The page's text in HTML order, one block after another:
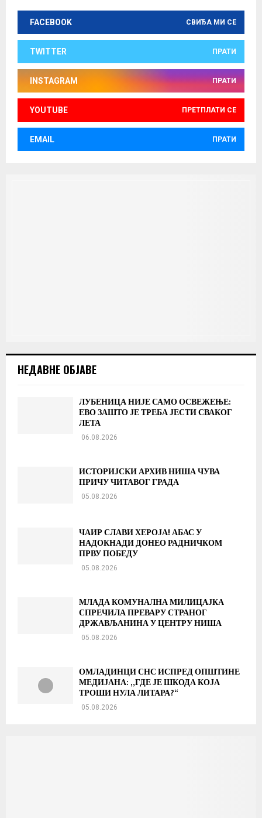
FACEBOOK СВИЂА МИ СЕ
TWITTER ПРАТИ
INSTAGRAM ПРАТИ
YOUTUBE ПРЕТПЛАТИ СЕ
EMAIL ПРАТИ
НЕДАВНЕ ОБЈАВЕ
ЛУБЕНИЦА НИЈЕ САМО ОСВЕЖЕЊЕ:
ЕВО ЗАШТО ЈЕ ТРЕБА ЈЕСТИ СВАКОГ
ЛЕТА
06.08.2026
ИСТОРИЈСКИ АРХИВ НИША ЧУВА
ПРИЧУ ЧИТАВОГ ГРАДА
05.08.2026
ЧАИР СЛАВИ ХЕРОЈА! АБАС У
НАДОКНАДИ ДОНЕО РАДНИЧКОМ
ПРВУ ПОБЕДУ
05.08.2026
МЛАДА КОМУНАЛНА МИЛИЦАЈКА
СПРЕЧИЛА ПРЕВАРУ СТРАНОГ
ДРЖАВЉАНИНА У ЦЕНТРУ НИША
05.08.2026
ОМЛАДИНЦИ СНС ИСПРЕД ОПШТИНЕ
МЕДИЈАНА: „ГДЕ ЈЕ ШКОДА КОЈА
ТРОШИ НУЛА ЛИТАРА?“
05.08.2026